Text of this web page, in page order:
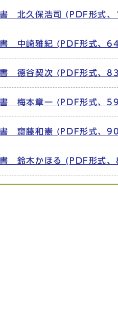
書 北久保浩司 (PDF形式
書 中崎雅紀 (PDF形式、
書 德谷契次 (PDF形式、
書 梅本章一 (PDF形式、
書 齋藤和憲 (PDF形式、
書 鈴木かほる (PDF形式